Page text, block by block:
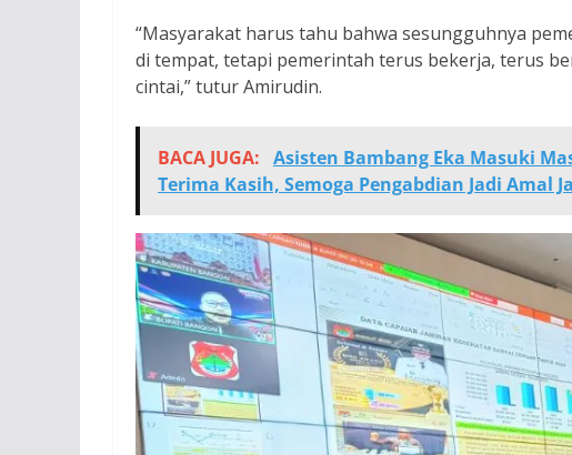
“Masyarakat harus tahu bahwa sesungguhnya
di tempat, tetapi pemerintah terus bekerja, terus
cintai,” tutur Amirudin.
BACA JUGA: Asisten Bambang Eka Masuki
Terima Kasih, Semoga Pengabdian Jadi Amal